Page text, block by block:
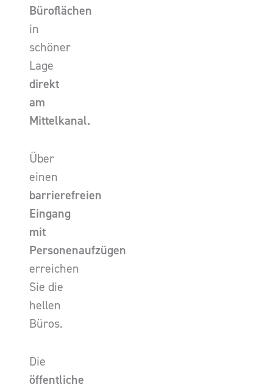
Büroflächen
in
schöner
Lage
direkt
am
Mittelkanal.
Über
einen
barrierefreien
Eingang
mit
Personenaufzügen
erreichen
Sie die
hellen
Büros.
Die
öffentliche